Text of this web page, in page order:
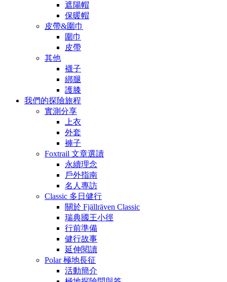
遮陽帽
保暖帽
皮帶&圍巾
圍巾
皮帶
其他
襪子
綁腿
護膝
我們的探險旅程
實測分享
上衣
外套
褲子
Foxtrail 文章選讀
永續理念
戶外指南
名人專訪
Classic 多日健行
關於 Fjällräven Classic
瑞典國王小徑
行前準備
健行故事
延伸閱讀
Polar 極地長征
活動簡介